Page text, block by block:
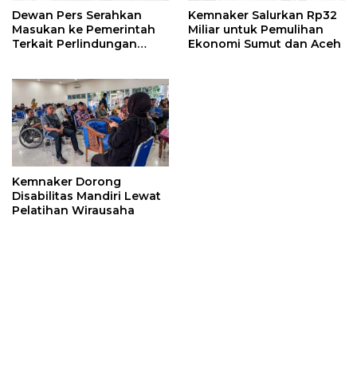
Dewan Pers Serahkan
Masukan ke Pemerintah
Terkait Perlindungan
Kemnaker Salurkan Rp32
Miliar untuk Pemulihan
Ekonomi Sumut dan Aceh
Kemnaker Dorong
Disabilitas Mandiri Lewat
Pelatihan Wirausaha